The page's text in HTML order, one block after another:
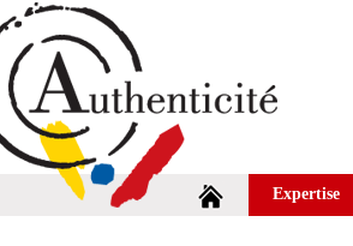
Expertise